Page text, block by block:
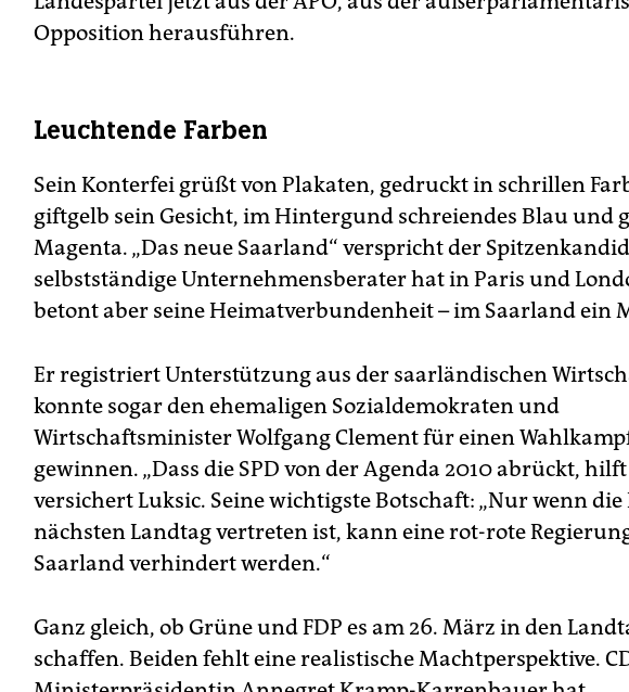
Opposition herausführen.
Leuchtende Farben
Sein Konterfei grüßt von Plakaten, gedruckt in schrillen
giftgelb sein Gesicht, im Hintergund schreiendes Blau und
Magenta. „Das neue Saarland“ verspricht der
selbstständige Unternehmensberater hat in Paris und
betont aber seine Heimatverbundenheit – im Saarland ein
Er registriert Unterstützung aus der saarländischen
konnte sogar den ehemaligen Sozialdemokraten und
Wirtschaftsminister Wolfgang Clement für einen
gewinnen. „Dass die SPD von der Agenda 2010 abrückt, hilft
versichert Luksic. Seine wichtigste Botschaft: „Nur wenn die
nächsten Landtag vertreten ist, kann eine rot-rote
Saarland verhindert werden.“
Ganz gleich, ob Grüne und FDP es am 26. März in den
schaffen. Beiden fehlt eine realistische Machtperspektive.